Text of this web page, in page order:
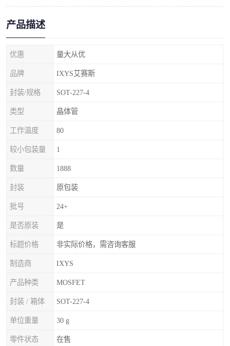
产品描述
优惠 量大从优
品牌 IXYS艾赛斯
封装/规格 SOT-227-4
类型 晶体管
工作温度 80
较小包装量 1
数量 1888
封装 原包装
批号 24+
是否原装 是
标题价格 非实际价格，需咨询客服
制造商 IXYS
产品种类 MOSFET
封装 / 箱体 SOT-227-4
单位重量 30 g
零件状态 在售